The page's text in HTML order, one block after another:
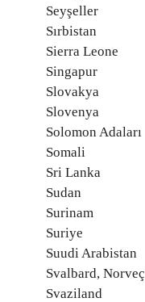
Seyşeller
Sırbistan
Sierra Leone
Singapur
Slovakya
Slovenya
Solomon Adaları
Somali
Sri Lanka
Sudan
Surinam
Suriye
Suudi Arabistan
Svalbard, Norveç
Svaziland